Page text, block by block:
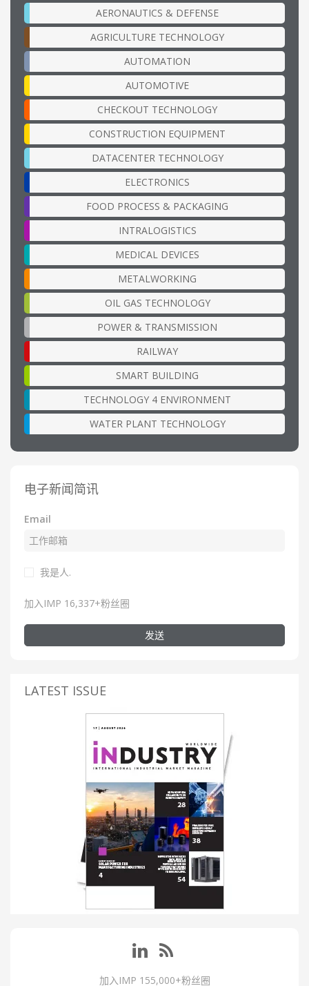
AERONAUTICS & DEFENSE
AGRICULTURE TECHNOLOGY
AUTOMATION
AUTOMOTIVE
CHECKOUT TECHNOLOGY
CONSTRUCTION EQUIPMENT
DATACENTER TECHNOLOGY
ELECTRONICS
FOOD PROCESS & PACKAGING
INTRALOGISTICS
MEDICAL DEVICES
METALWORKING
OIL GAS TECHNOLOGY
POWER & TRANSMISSION
RAILWAY
SMART BUILDING
TECHNOLOGY 4 ENVIRONMENT
WATER PLANT TECHNOLOGY
电子新闻简讯
Email
我是人.
加入IMP 16,337+粉丝圈
发送
LATEST ISSUE
加入IMP 155,000+粉丝圈